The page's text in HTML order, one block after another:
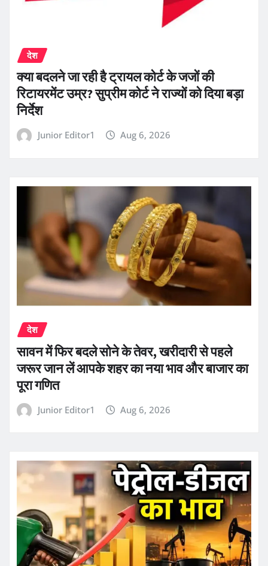
देश
क्या बदलने जा रही है ट्रायल कोर्ट के जजों की
रिटायरमेंट उम्र? सुप्रीम कोर्ट ने राज्यों को दिया बड़ा
निर्देश
Junior Editor1 Aug 6, 2026
देश
सावन में फिर बदले सोने के तेवर, खरीदारी से पहले
जरूर जान लें आपके शहर का नया भाव और बाजार का
पूरा गणित
Junior Editor1 Aug 6, 2026